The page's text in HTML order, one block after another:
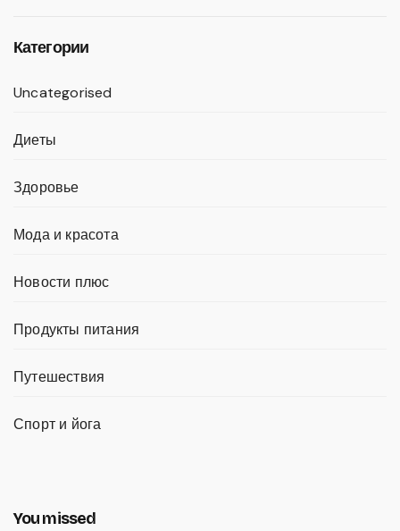
Категории
Uncategorised
Диеты
Здоровье
Мода и красота
Новости плюс
Продукты питания
Путешествия
Спорт и йога
You missed